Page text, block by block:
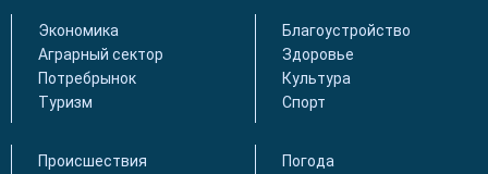
Экономика
Аграрный сектор
Потребрынок
Туризм
Благоустройство
Здоровье
Культура
Спорт
Происшествия
Погода